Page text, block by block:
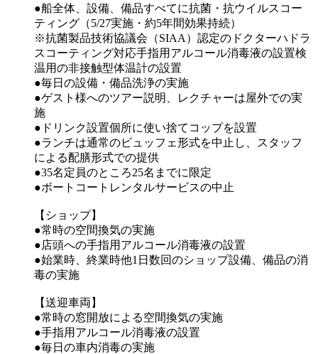
●船全体、設備、備品すべてに抗菌・抗ウイルスコー
ティング（5/27実施・約5年間効果持続）
※抗菌製品技術協議会（SIAA）認定のドクターハドラ
スコーティング対応手指用アルコール消毒液の設置検
温用の非接触型体温計の設置
●毎日の設備・備品洗浄の実施
●ゲスト様へのツアー説明、レクチャーは屋外での実
施
●ドリンク設置個所に使い捨てコップを設置
●ランチは通常のビュッフェ形式を中止し、スタッフ
による配膳形式での提供
●35名定員のところ25名までに限定
●ボートコートレンタルサービスの中止
【ショップ】
●常時の空間換気の実施
●店頭への手指用アルコール消毒液の設置
●始業時、終業時他1日数回のショップ設備、備品の消
毒の実施
【送迎車両】
●常時の窓開放による空間換気の実施
●手指用アルコール消毒液の設置
●毎日の車内消毒の実施